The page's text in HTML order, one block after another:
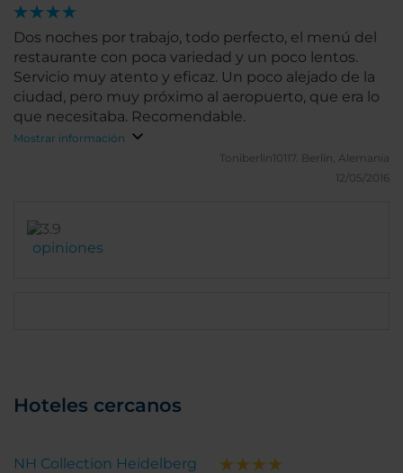
Dos noches por trabajo, todo perfecto, el menú del
restaurante con poca variedad y un poco lentos.
Servicio muy atento y eficaz. Un poco alejado de la
ciudad, pero muy próximo al aeropuerto, que era lo
que necesitaba. Recomendable.
Mostrar información
Toniberlin10117. Berlín, Alemania
12/05/2016
opiniones
Hoteles cercanos
NH Collection Heidelberg